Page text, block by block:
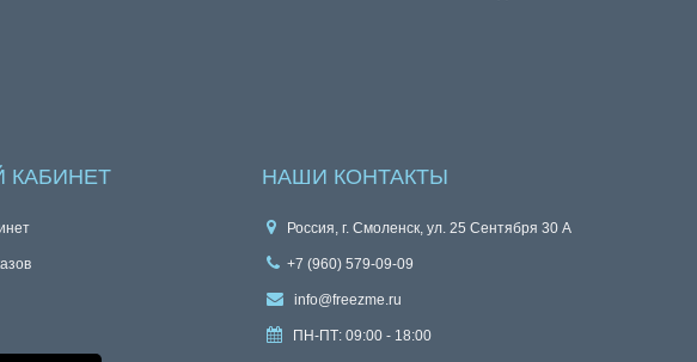
КАБИНЕТ НАШИ КОНТАКТЫ
Россия, г. Смоленск, ул. 25 Сентября 30 А
+7 (960) 579-09-09
info@freezme.ru
ПН-ПТ: 09:00 - 18:00